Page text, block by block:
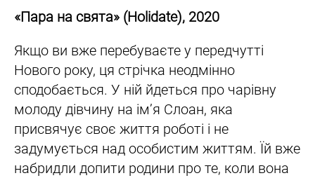
«Пара на свята» (Holidate), 2020
Якщо ви вже перебуваєте у передчутті
Нового року, ця стрічка неодмінно
сподобається. У ній йдеться про чарівну
молоду дівчину на ім’я Слоан, яка
присвячує своє життя роботі і не
задумується над особистим життям. Їй вже
набридли допити родини про те, коли вона